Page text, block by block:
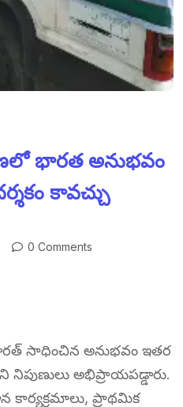
భారత అనుభవం
కావచ్చు
0 Comments
సాధించిన అనుభవం ఇతర
అభిప్రాయపడ్డారు.
కార్యక్రమాలు, ప్రాథమిక